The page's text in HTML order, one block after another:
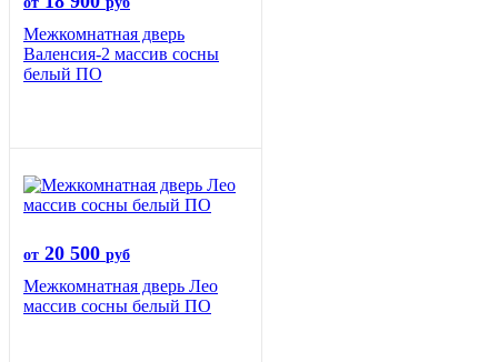
Межкомнатная дверь
Валенсия-2 массив сосны
белый ПО
от 20 500 руб
Межкомнатная дверь Лео
массив сосны белый ПО